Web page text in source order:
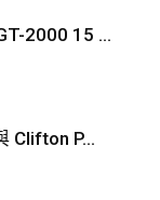
2000 15 ...
Clifton P...